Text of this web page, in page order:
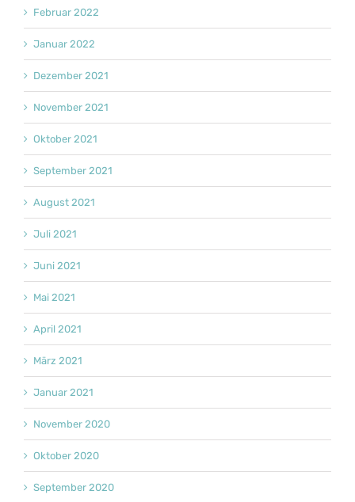
Februar 2022
Januar 2022
Dezember 2021
November 2021
Oktober 2021
September 2021
August 2021
Juli 2021
Juni 2021
Mai 2021
April 2021
März 2021
Januar 2021
November 2020
Oktober 2020
September 2020